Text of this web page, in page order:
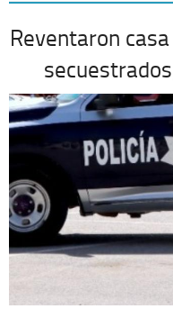
Reventaron